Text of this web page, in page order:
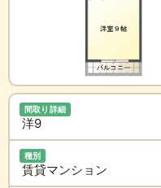
間取り詳細
洋9
種別
賃貸マンション